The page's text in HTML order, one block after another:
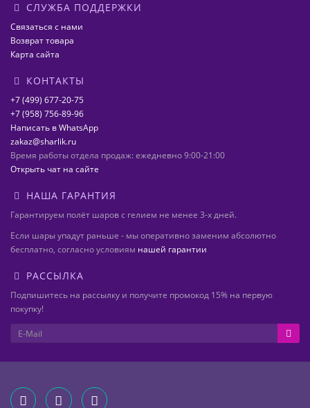
СЛУЖБА ПОДДЕРЖКИ
Связаться с нами
Возврат товара
Карта сайта
КОНТАКТЫ
+7 (499) 677-20-75
+7 (958) 756-89-96
Написать в WhatsApp
zakaz@sharlik.ru
Время работы отдела продаж: ежедневно 9:00-21:00
Открыть чат на сайте
НАША ГАРАНТИЯ
Гарантируем полёт шаров с гелием не менее 3-х дней.
Если шары упадут раньше - мы оперативно заменим абсолютно
бесплатно, согласно условиям нашей гарантии
РАССЫЛКА
Подпишитесь на рассылку и получите промокод 15% на первую
покупку!